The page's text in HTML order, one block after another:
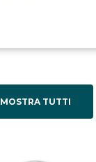
MOSTRA TUTTI